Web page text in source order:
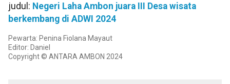
judul: Negeri Laha Ambon juara III Desa wisata
berkembang di ADWI 2024
Pewarta: Penina Fiolana Mayaut
Editor: Daniel
Copyright © ANTARA AMBON 2024